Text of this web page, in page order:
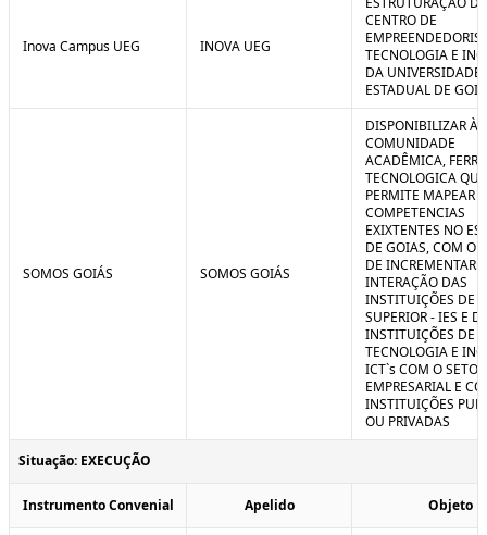
Inova Campus UEG INOVA UEG
CENTRO DE
TECNOLOGIA E
DA UNIVERSIDADE
ESTADUAL DE
SOMOS GOIÁS SOMOS GOIÁS
DISPONIBILIZAR À
COMUNIDADE
ACADÊMICA,
TECNOLOGICA QUE
PERMITE MAPEAR
COMPETENCIAS
EXIXTENTES NO
DE GOIAS, COM O
DE INCREMENTAR A
INTERAÇÃO DAS
INSTITUIÇÕES DE
SUPERIOR - IES E
INSTITUIÇÕES DE
TECNOLOGIA E
ICT`s COM O SETOR
EMPRESARIAL E
INSTITUIÇÕES
OU PRIVADAS
Situação: EXECUÇÃO
Instrumento Convenial Apelido Objeto